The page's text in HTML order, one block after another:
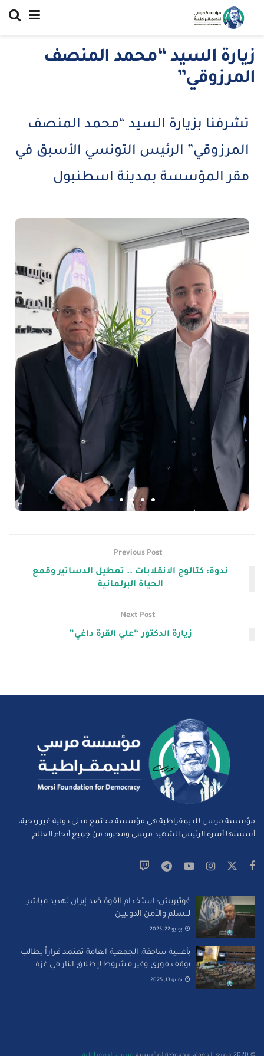
زيارة السيد “محمد المنصف
المرزوقي”
تشرفنا بزيارة السيد “محمد المنصف
المرزوقي” الرئيس التونسي الأسبق في
مقر المؤسسة بمدينة اسطنبول
Previous Post
ندوة: كتالوج الانقلابات .. تعطيل الدساتير وقمع
الحياة البرلمانية
Next Post
زيارة الدكتور “علي القرة داغي”
مؤسسة مرسي للديمقراطية هي مؤسسة مجتمع مدني دولية غير ربحية،
أسستها أسرة الرئيس الشهيد مرسي ومحبوه من جميع أنحاء العالم.
غوتيريش: استخدام القوة ضد إيران تهديد مباشر
للسلم والأمن الدوليين
يونيو 22, 2025
بأغلبية ساحقة، الجمعية العامة تعتمد قراراً يطالب
بوقف فوري وغير مشروط لإطلاق النار في غزة
يونيو 13, 2025